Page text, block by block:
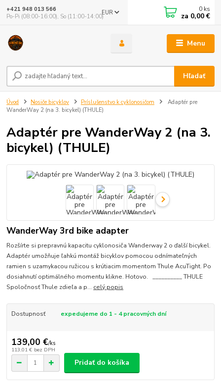
Menu
EUR
Hľadať
+421 948 013 566
Po-Pi (08:00-16:00), So (11:00-14:00)
0 ks
za 0,00 €
Úvod Nosiče bicyklov Príslušenstvo k cyklonosičom
Adaptér pre
WanderWay 2 (na 3. bicykel) (THULE)
Adaptér pre WanderWay 2 (na 3.
bicykel) (THULE)
WanderWay 3rd bike adapter
Rozšírte si prepravnú kapacitu cyklonosiča Wanderway 2 o ďalší bicykel.
Adaptér umožňuje ľahkú montáž bicyklov pomocou odnímateľných
ramien s uzamykacou ružicou s krútiacim momentom Thule AcuTight. Po
dosiahnutí optimálného momentu klikne. Hotovo. __________ THULE
Spoločnosť Thule zdieľa a p... celý popis
Dostupnosť expedujeme do 1 - 4 pracovných dní
139,00 €/ks
113,01 € bez DPH
Pridať do košíka